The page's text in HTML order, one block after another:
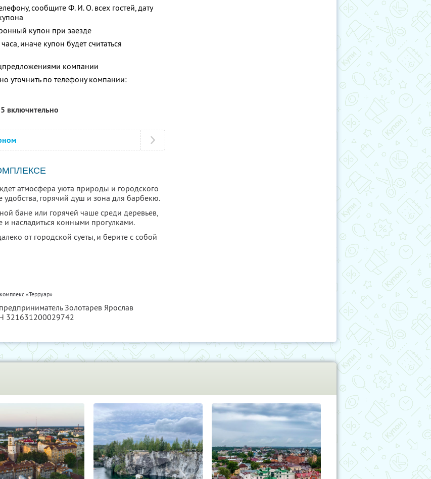
сообщите Ф. И. О.всех гостей, дату
купон при заезде
иначе купон будет считаться
компании
уточнить по телефону компании:
включительно
атмосфера уюта природы и городского
горячий душ и зона для барбекю.
бане или горячей чаше среди деревьев,
и насладиться конными прогулками.
от городской суеты, и берите с собой
«Терруар»
Золотарев Ярослав
321631200029742